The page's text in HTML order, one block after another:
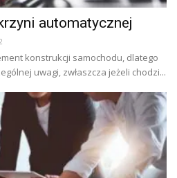
automatycznej
konstrukcji samochodu, dlatego
uwagi, zwłaszcza jeżeli chodzi...